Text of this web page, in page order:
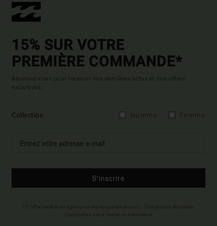
15% SUR VOTRE
PREMIÈRE COMMANDE*
Abonnez-vous pour recevoir nos dernières actus et nos offres
exclusives.
Collection
S'inscrire